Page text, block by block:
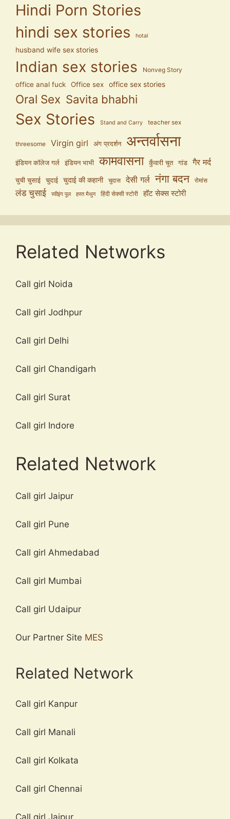
Hindi Porn Stories
hindi sex stories
hotal
husband wife sex stories
Indian sex stories Nonveg Story
office anal fuck Office sex office sex stories
Oral Sex Savita bhabhi
Sex Stories Stand and Carry teacher sex
threesome Virgin girl अंग प्रदर्शन अन्तर्वासना
इंडियन कॉलेज गर्ल इंडियन भाभी कामवासना कुँवारी चूत गांड गैर मर्द
चुची चुसाई चुदाई चुदाई की कहानी चुदास देसी गर्ल नंगा बदन रोमांस
लंड चुसाई स्वीइंग पूल हस्त मैथुन हिंदी सेक्सी स्टोरी हॉट सेक्स स्टोरी
Related Networks
Call girl Noida
Call girl Jodhpur
Call girl Delhi
Call girl Chandigarh
Call girl Surat
Call girl Indore
Related Network
Call girl Jaipur
Call girl Pune
Call girl Ahmedabad
Call girl Mumbai
Call girl Udaipur
Our Partner Site MES
Related Network
Call girl Kanpur
Call girl Manali
Call girl Kolkata
Call girl Chennai
Call girl Jaipur